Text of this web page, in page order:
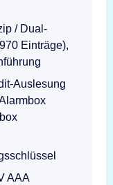
/ Dual-
Einträge),
Auslesung
AAA